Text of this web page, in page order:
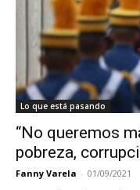
Lo que está pasando
“No queremos
pobreza,
Fanny Varela - 01/09/2021